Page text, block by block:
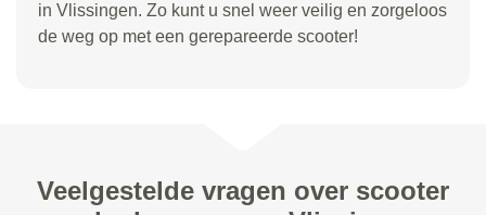
in Vlissingen. Zo kunt u snel weer veilig en zorgeloos
de weg op met een gerepareerde scooter!
Veelgestelde vragen over scooter